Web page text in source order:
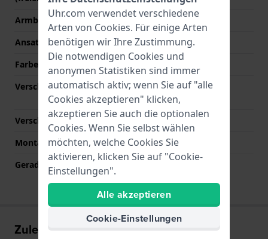
Armbandbreite
26 mm
Ansatzbreite
26 mm
Farbe des Armbands
Verschlusstyp
Faltschließe mit
Druckknöpfen
Verschlussfarbe
Grau
Montagetyp
Stahlstifte
Gerade Bandhalterung
Zuletzt angesehen
Uhr.com verwendet verschiedene
Arten von Cookies. Für einige Arten
benötigen wir Ihre Zustimmung.
Die notwendigen Cookies und
anonymen Statistiken sind immer
automatisch aktiv; wenn Sie auf "alle
Cookies akzeptieren" klicken,
akzeptieren Sie auch die optionalen
Cookies. Wenn Sie selbst wählen
möchten, welche Cookies Sie
aktivieren, klicken Sie auf "Cookie-
Einstellungen".
Alle akzeptieren
Cookie-Einstellungen